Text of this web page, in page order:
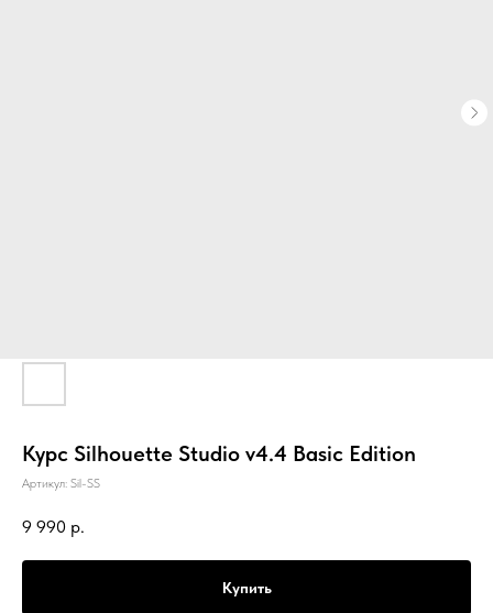
Курс Silhouette Studio v4.4 Basic Edition
Артикул: Sil-SS
9 990 р.
Купить